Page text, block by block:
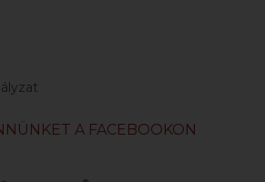
A FACEBOOKON